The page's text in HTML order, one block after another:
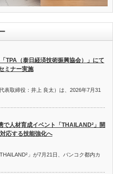
TPA（泰日経済技術振興協会）」にて
ミナー実施
取締役：井上 良太）は、2026年7月31
で人材育成イベント「THAILAND²」開
応する技能強化へ
」が7月21日、バンコク都内カ